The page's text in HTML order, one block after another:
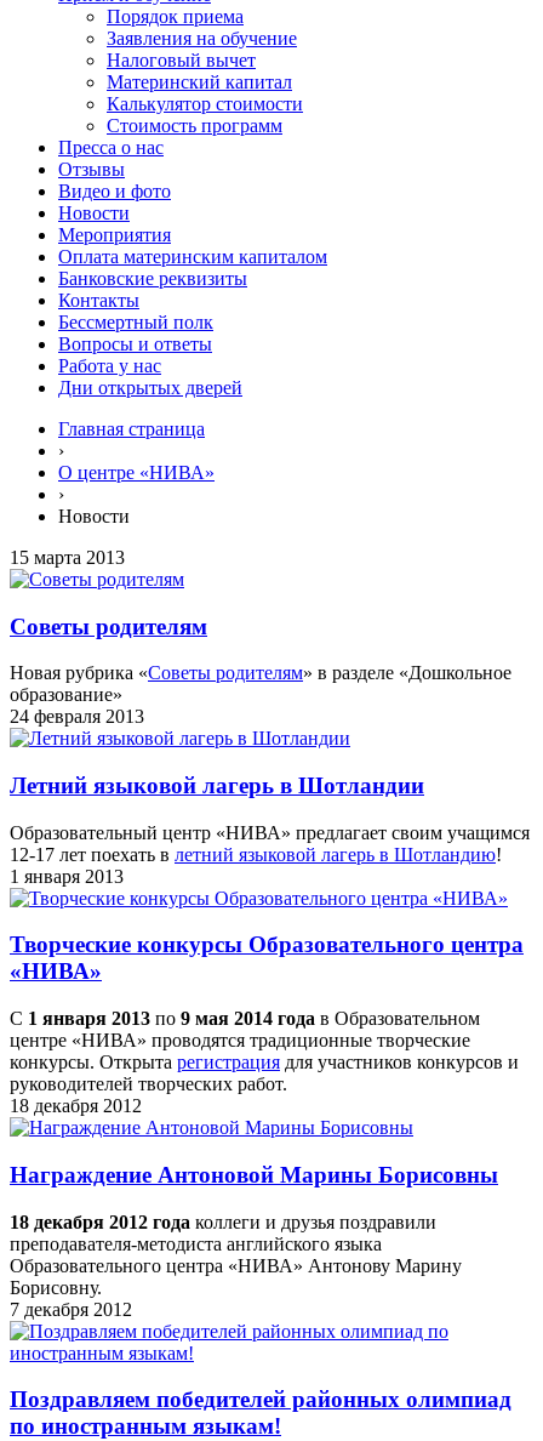
Порядок приема
Заявления на обучение
Налоговый вычет
Материнский капитал
Калькулятор стоимости
Стоимость программ
Пресса о нас
Отзывы
Видео и фото
Новости
Мероприятия
Оплата материнским капиталом
Банковские реквизиты
Контакты
Бессмертный полк
Вопросы и ответы
Работа у нас
Дни открытых дверей
Главная страница
›
О центре «НИВА»
›
Новости
15 марта 2013
Советы родителям
Новая рубрика «Советы родителям» в разделе «Дошкольное
образование»
24 февраля 2013
Летний языковой лагерь в Шотландии
Образовательный центр «НИВА» предлагает своим учащимся
12-17 лет поехать в летний языковой лагерь в Шотландию!
1 января 2013
Творческие конкурсы Образовательного центра
«НИВА»
С 1 января 2013 по 9 мая 2014 года в Образовательном
центре «НИВА» проводятся традиционные творческие
конкурсы. Открыта регистрация для участников конкурсов и
руководителей творческих работ.
18 декабря 2012
Награждение Антоновой Марины Борисовны
18 декабря 2012 года коллеги и друзья поздравили
преподавателя-методиста английского языка
Образовательного центра «НИВА» Антонову Марину
Борисовну.
7 декабря 2012
Поздравляем победителей районных олимпиад
по иностранным языкам!